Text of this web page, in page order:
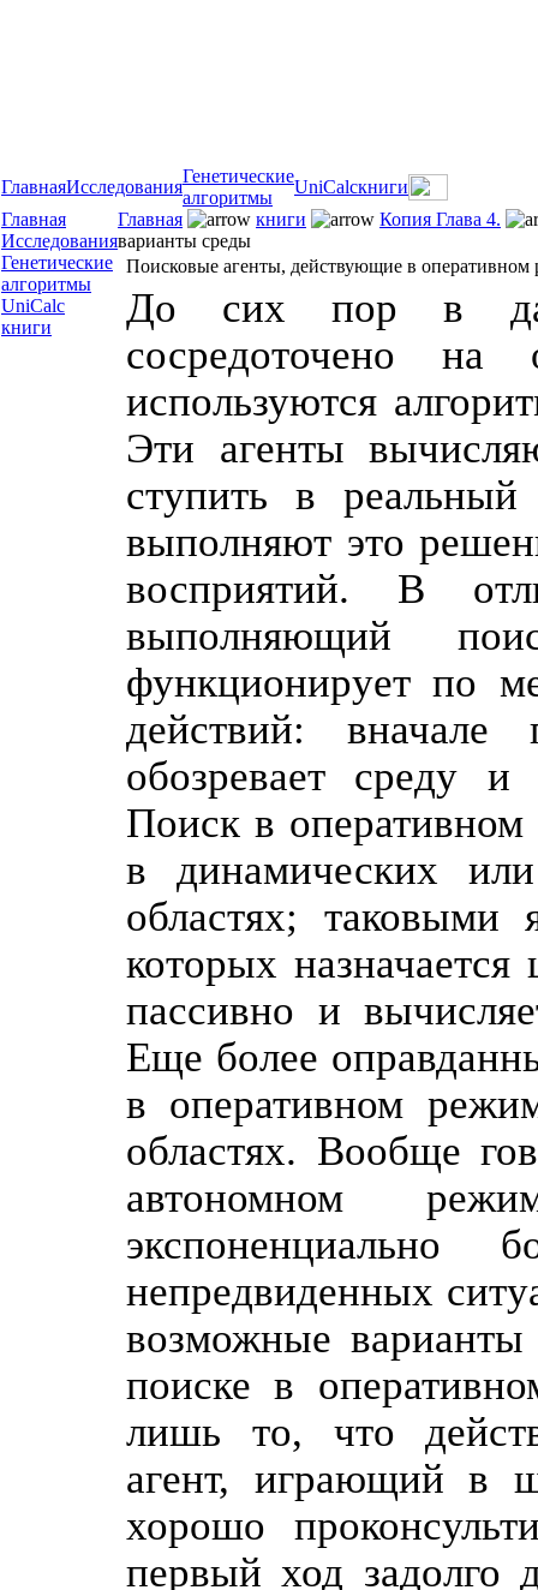
ГлавнаяИсследования
Генетические
алгоритмы
UniCalcкниги
Главная
Исследования
Генетические
алгоритмы
UniCalc
книги
Главная книги
Копия Глава 4.
варианты среды
Поисковые агенты, действующие в
До сих пор в
сосредоточено на
используются
Эти агенты
ступить в
выполняют это
восприятий. В
выполняющий
функционирует по
действий: вначале
обозревает среду и
Поиск в
в динамических
областях; таковыми
которых
пассивно и
Еще более
в оперативном
областях. Вообще
автономном
непредвиденных
возможные варианты
поиске в
лишь то, что
агент, играющий в
хорошо
первый ход задолго